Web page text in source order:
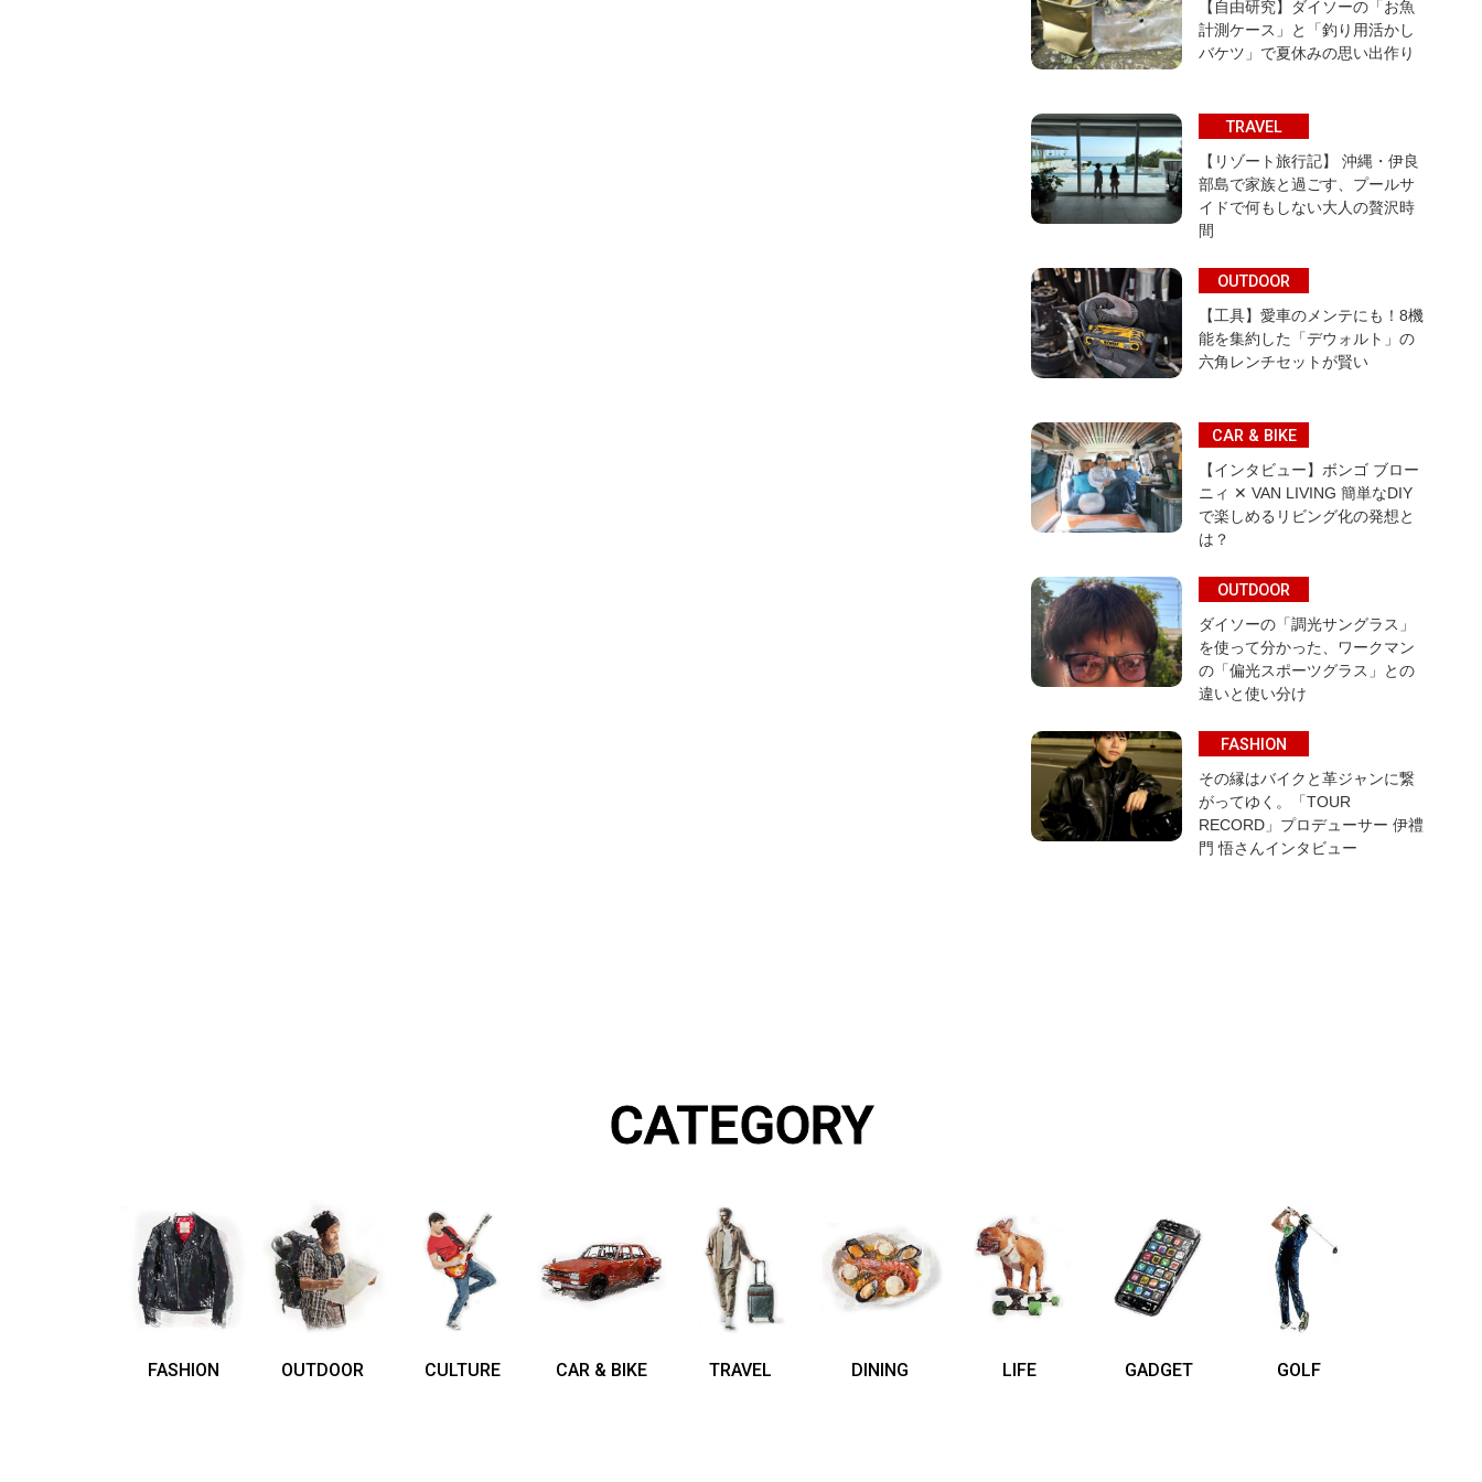
【自由研究】ダイソーの「お魚
計測ケース」と「釣り用活かし
バケツ」で夏休みの思い出作り
TRAVEL
【リゾート旅行記】 沖縄・伊良
部島で家族と過ごす、プールサ
イドで何もしない大人の贅沢時
間
OUTDOOR
【工具】愛車のメンテにも！8機
能を集約した「デウォルト」の
六角レンチセットが賢い
CAR & BIKE
【インタビュー】ボンゴ ブロー
ニィ ✕ VAN LIVING 簡単なDIY
で楽しめるリビング化の発想と
は？
OUTDOOR
ダイソーの「調光サングラス」
を使って分かった、ワークマン
の「偏光スポーツグラス」との
違いと使い分け
FASHION
その縁はバイクと革ジャンに繋
がってゆく。「TOUR
RECORD」プロデューサー 伊禮
門 悟さんインタビュー
CATEGORY
FASHION OUTDOOR CULTURE CAR & BIKE TRAVEL DINING LIFE GADGET GOLF